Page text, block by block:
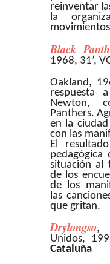
reinventar
la
Black
1968, 31’,
Oakland,
respuesta
Newton,
Panthers.
en la
con las
El
pedagógica
situación al
de los
de los
las
que gritan.
Drylongso
Unidos,
Cataluña